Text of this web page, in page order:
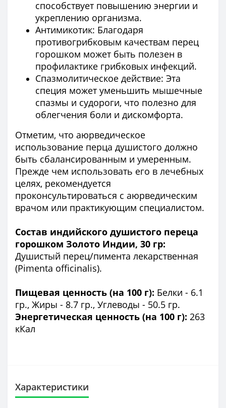
способствует повышению энергии и
укреплению организма.
Антимикотик: Благодаря
противогрибковым качествам перец
горошком может быть полезен в
профилактике грибковых инфекций.
Спазмолитическое действие: Эта
специя может уменьшить мышечные
спазмы и судороги, что полезно для
облегчения боли и дискомфорта.
Отметим, что аюрведическое
использование перца душистого должно
быть сбалансированным и умеренным.
Прежде чем использовать его в лечебных
целях, рекомендуется
проконсультироваться с аюрведическим
врачом или практикующим специалистом.
Состав индийского душистого переца
горошком Золото Индии, 30 гр:
Душистый перец/пимента лекарственная
(Pimenta officinalis).
Пищевая ценность (на 100 г): Белки - 6.1
гр., Жиры - 8.7 гр., Углеводы - 50.5 гр.
Энергетическая ценность (на 100 г): 263
кКал
Характеристики